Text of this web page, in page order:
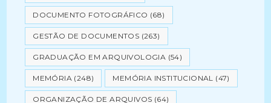
DOCUMENTO FOTOGRÁFICO (68)
GESTÃO DE DOCUMENTOS (263)
GRADUAÇÃO EM ARQUIVOLOGIA (54)
MEMÓRIA (248) MEMÓRIA INSTITUCIONAL (47)
ORGANIZAÇÃO DE ARQUIVOS (64)